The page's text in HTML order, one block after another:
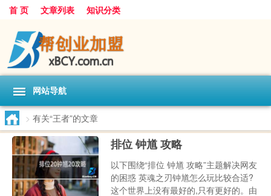
首 页 文章列表 知识分类
网站导航
> 有关“王者”的文章
排位 钟馗 攻略
以下围绕“排位 钟馗 攻略”主题解决网友
的困惑 英魂之刃钟馗怎么玩比较合适?
这个世界上没有最好的,只有更好的。由